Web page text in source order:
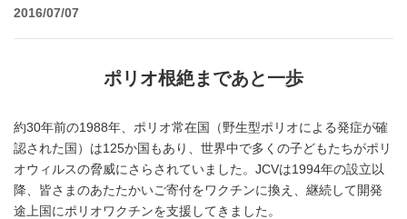
2016/07/07
ポリオ根絶まであと一歩
約30年前の1988年、ポリオ常在国（野生型ポリオによる発症が確
認された国）は125か国もあり、世界中で多くの子どもたちがポリ
オウィルスの脅威にさらされていました。JCVは1994年の設立以
降、皆さまのあたたかいご寄付をワクチンに換え、継続して開発
途上国にポリオワクチンを支援してきました。